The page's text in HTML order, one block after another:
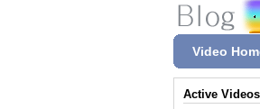
Video
Active Videos